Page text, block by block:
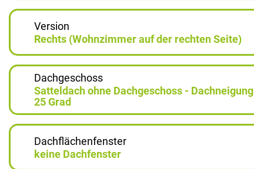
Version
Rechts (Wohnzimmer auf der rechten Seite)
Dachgeschoss
Satteldach ohne Dachgeschoss - Dachneigung
25 Grad
Dachflächenfenster
keine Dachfenster